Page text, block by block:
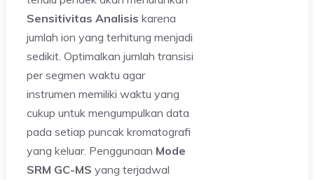
Sensitivitas Analisis karena
jumlah ion yang terhitung menjadi
sedikit. Optimalkan jumlah transisi
per segmen waktu agar
instrumen memiliki waktu yang
cukup untuk mengumpulkan data
pada setiap puncak kromatografi
yang keluar. Penggunaan Mode
SRM GC-MS yang terjadwal